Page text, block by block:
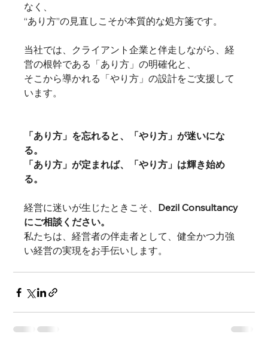
なく、
“あり方”の見直しこそが本質的な処方箋です。
当社では、クライアント企業と伴走しながら、経
営の根幹である「あり方」の明確化と、
そこから導かれる「やり方」の設計をご支援して
います。
「あり方」を忘れると、「やり方」が迷いにな
る。
「あり方」が定まれば、「やり方」は輝き始め
る。
経営に迷いが生じたときこそ、 Dezil Consultancy
にご相談ください。
私たちは、経営者の伴走者として、健全かつ力強
い経営の実現をお手伝いします。